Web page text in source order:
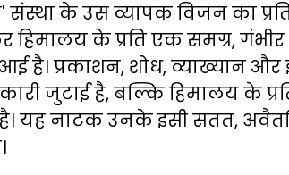
संस्था के उस व्यापक विजन का
के प्रति एक समग्र,
है। प्रकाशन, शोध, व्याख्यान
जुटाई है, बल्कि हिमालय के
यह नाटक उनके इसी सतत,